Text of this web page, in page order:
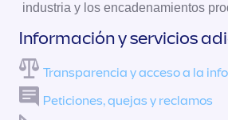
industria y los encadenamientos
Información y servicios
Transparencia y acceso a la
Peticiones, quejas y reclamos